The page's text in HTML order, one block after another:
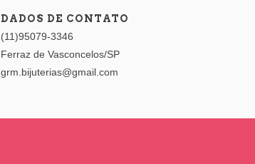
DADOS DE CONTATO
(11)95079-3346
Ferraz de Vasconcelos/SP
grm.bijuterias@gmail.com